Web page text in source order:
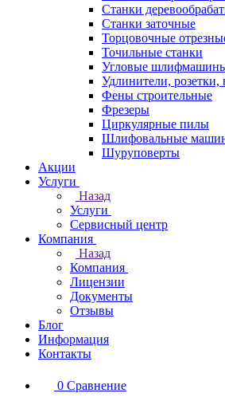
Станки
Станки заточные
Торцовочные
Точильные станки
Угловые
Удлинители, розетки,
Фены строительные
Фрезеры
Циркулярные пилы
Шлифовальные
Шуруповерты
Акции
Услуги
Назад
Услуги
Сервисный центр
Компания
Назад
Компания
Лицензии
Документы
Отзывы
Блог
Информация
Контакты
0 Сравнение